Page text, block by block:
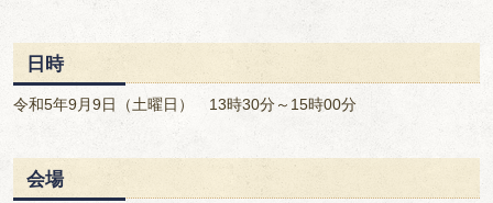
日時
令和5年9月9日（土曜日） 13時30分～15時00分
会場